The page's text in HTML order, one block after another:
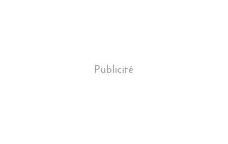
Publicité